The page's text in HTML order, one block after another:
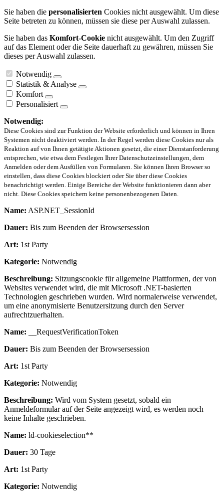
Sie haben die personalisierten Cookies nicht ausgewählt. Um diese
Seite betreten zu können, müssen sie diese per Auswahl zulassen.
Sie haben das Komfort-Cookie nicht ausgewählt. Um den Zugriff
auf das Element oder die Seite dauerhaft zu gewähren, müssen Sie
dieses per Auswahl zulassen.
Notwendig
Statistik & Analyse
Komfort
Personalisiert
Notwendig:
Diese Cookies sind zur Funktion der Website erforderlich und können in Ihren
Systemen nicht deaktiviert werden. In der Regel werden diese Cookies nur als
Reaktion auf von Ihnen getätigte Aktionen gesetzt, die einer Dienstanforderung
entsprechen, wie etwa dem Festlegen Ihrer Datenschutzeinstellungen, dem
Anmelden oder dem Ausfüllen von Formularen. Sie können Ihren Browser so
einstellen, dass diese Cookies blockiert oder Sie über diese Cookies
benachrichtigt werden. Einige Bereiche der Website funktionieren dann aber
nicht. Diese Cookies speichern keine personenbezogenen Daten.
Name: ASP.NET_SessionId
Dauer: Bis zum Beenden der Browsersession
Art: 1st Party
Kategorie: Notwendig
Beschreibung: Sitzungscookie für allgemeine Plattformen, der von
Websites verwendet wird, die mit Microsoft .NET-basierten
Technologien geschrieben wurden. Wird normalerweise verwendet,
um eine anonymisierte Benutzersitzung durch den Server
aufrechtzuerhalten.
Name: __RequestVerificationToken
Dauer: Bis zum Beenden der Browsersession
Art: 1st Party
Kategorie: Notwendig
Beschreibung: Wird vom System gesetzt, sobald ein
Anmeldeformular auf der Seite angezeigt wird, es werden noch
keine Inhalte geschrieben.
Name: ld-cookieselection**
Dauer: 30 Tage
Art: 1st Party
Kategorie: Notwendig